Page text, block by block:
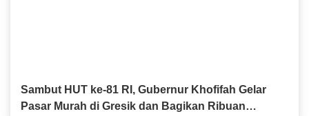
Sambut HUT ke-81 RI, Gubernur Khofifah Gelar
Pasar Murah di Gresik dan Bagikan Ribuan